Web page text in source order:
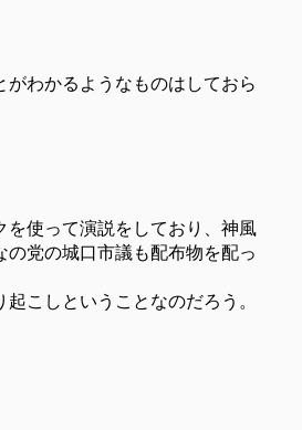
わかるようなものはしておら
を使って演説をしており、神風
党の城口市議も配布物を配っ
こしということなのだろう。